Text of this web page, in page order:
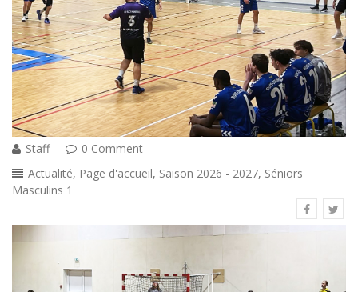
Staff
0 Comment
Actualité, Page d'accueil, Saison 2026 - 2027, Séniors
Masculins 1